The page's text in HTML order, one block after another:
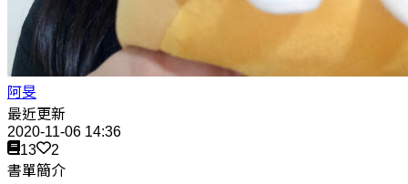
阿旻
最近更新
2020-11-06 14:36
13
2
書單簡介